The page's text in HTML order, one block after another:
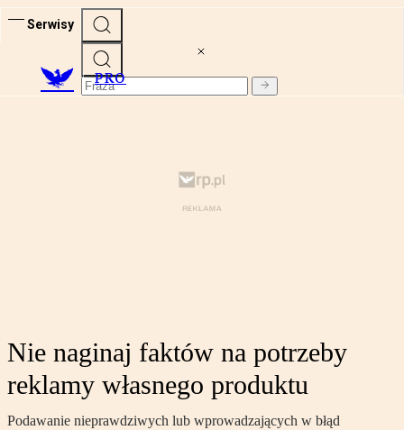
Serwisy
PRO
Nie naginaj faktów na potrzeby
reklamy własnego produktu
Podawanie nieprawdziwych lub wprowadzających w błąd